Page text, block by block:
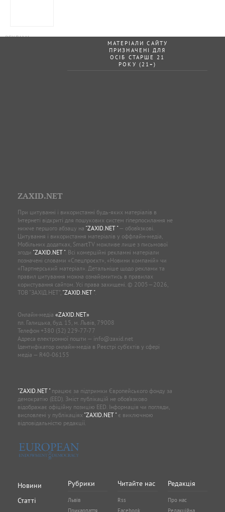
МАТЕРІАЛИ САЙТУ
ПРИЗНАЧЕНІ ДЛЯ
ОСІБ СТАРШЕ 21
РОКУ (21+)
ZAXID.NET
При цитуванні і використанні будь-яких матеріалів в
Інтернеті відкриті для пошукових систем гіперпосилання не
нижче першого абзацу на "ZAXID.NET "— обов’язкові.
Цитування і використання матеріалів у оффлайн-медіа,
Мобільних додатках, SmartTV можливе лише з письмової
згоди "ZAXID.NET ". Всі комерційні рекламні матеріали
позначені словами «Спецпроєкт», «Новини компаній» чи
«Партнерський матеріал». Детальніше щодо реклами та
правил цитування можна ознайомитись в правилах
користування сайтом. Усі права захищені. © 2005—2026,
ТОВ “ЗАХІД.НЕТ”, "ZAXID.NET ".
Онлайн-медіа «ZAXID.NET»
пл. Галицька, буд. 15, м. Львів, 79008
Телефон +380 (32) 229-77-77
Адреса електронної пошти — info@zaxid.net
Ідентифікатор онлайн-медіа в Реєстрі суб'єктів у сфері
медіа — R40-06155
"ZAXID.NET "працює за підтримки Європейського фонду за
демократію (EED). Зміст публікацій не обов’язково
відображає офіційну позицію EED. Інформація чи погляди,
висловлені у публікаціях "ZAXID.NET "є виключною
відповідальністю редакції.
Новини
Статті
Рубрики
Львів
Читайте нас
Rss
Редакція
Про нас